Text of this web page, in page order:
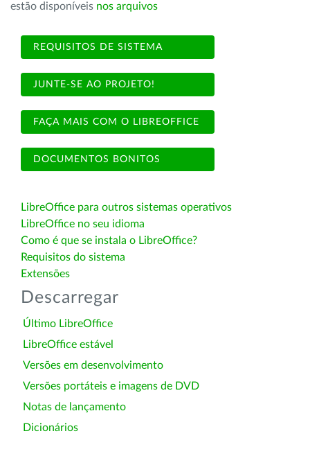
estão disponíveis nos arquivos
REQUISITOS DE SISTEMA
JUNTE-SE AO PROJETO!
FAÇA MAIS COM O LIBREOFFICE
DOCUMENTOS BONITOS
LibreOffice para outros sistemas operativos
LibreOffice no seu idioma
Como é que se instala o LibreOffice?
Requisitos do sistema
Extensões
Descarregar
Último LibreOffice
LibreOffice estável
Versões em desenvolvimento
Versões portáteis e imagens de DVD
Notas de lançamento
Dicionários